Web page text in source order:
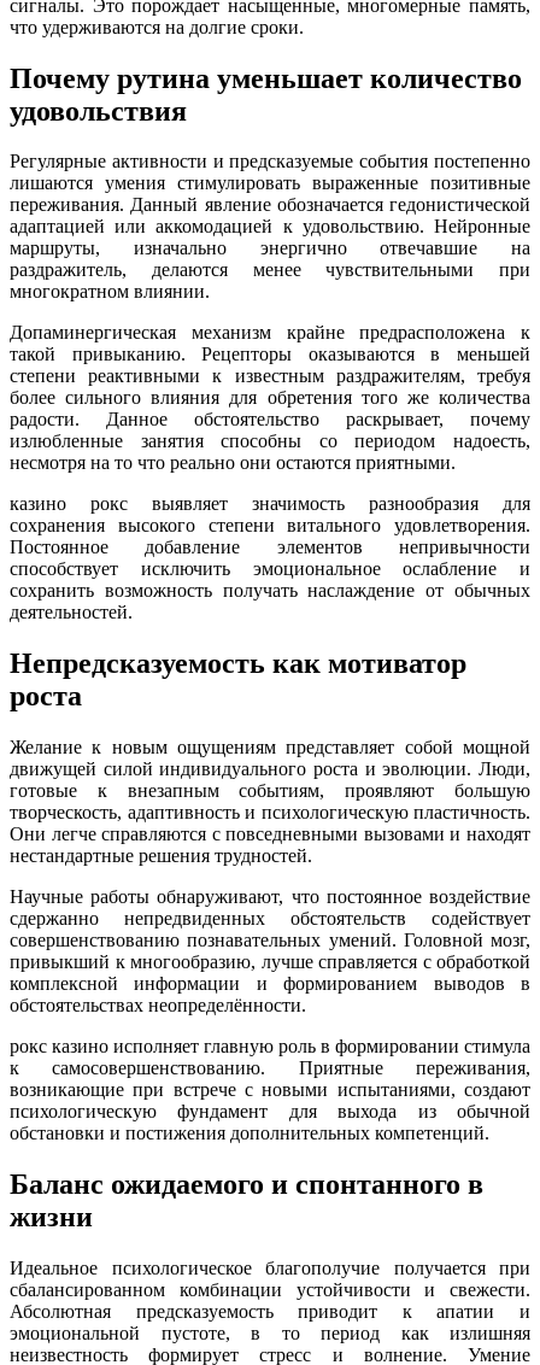
сигналы. Это порождает насыщенные, многомерные память,
что удерживаются на долгие сроки.
Почему рутина уменьшает количество
удовольствия
Регулярные активности и предсказуемые события постепенно
лишаются умения стимулировать выраженные позитивные
переживания. Данный явление обозначается гедонистической
адаптацией или аккомодацией к удовольствию. Нейронные
маршруты, изначально энергично отвечавшие на
раздражитель, делаются менее чувствительными при
многократном влиянии.
Допаминергическая механизм крайне предрасположена к
такой привыканию. Рецепторы оказываются в меньшей
степени реактивными к известным раздражителям, требуя
более сильного влияния для обретения того же количества
радости. Данное обстоятельство раскрывает, почему
излюбленные занятия способны со периодом надоесть,
несмотря на то что реально они остаются приятными.
казино рокс выявляет значимость разнообразия для
сохранения высокого степени витального удовлетворения.
Постоянное добавление элементов непривычности
способствует исключить эмоциональное ослабление и
сохранить возможность получать наслаждение от обычных
деятельностей.
Непредсказуемость как мотиватор
роста
Желание к новым ощущениям представляет собой мощной
движущей силой индивидуального роста и эволюции. Люди,
готовые к внезапным событиям, проявляют большую
творческость, адаптивность и психологическую пластичность.
Они легче справляются с повседневными вызовами и находят
нестандартные решения трудностей.
Научные работы обнаруживают, что постоянное воздействие
сдержанно непредвиденных обстоятельств содействует
совершенствованию познавательных умений. Головной мозг,
привыкший к многообразию, лучше справляется с обработкой
комплексной информации и формированием выводов в
обстоятельствах неопределённости.
рокс казино исполняет главную роль в формировании стимула
к самосовершенствованию. Приятные переживания,
возникающие при встрече с новыми испытаниями, создают
психологическую фундамент для выхода из обычной
обстановки и постижения дополнительных компетенций.
Баланс ожидаемого и спонтанного в
жизни
Идеальное психологическое благополучие получается при
сбалансированном комбинации устойчивости и свежести.
Абсолютная предсказуемость приводит к апатии и
эмоциональной пустоте, в то период как излишняя
неизвестность формирует стресс и волнение. Умение